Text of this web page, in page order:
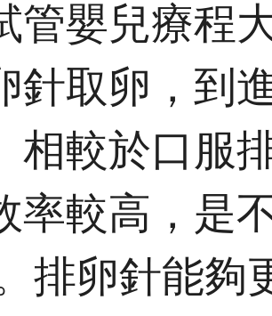
管嬰兒療程
針取卵，到
相較於口服
率較高，是
排卵針能夠